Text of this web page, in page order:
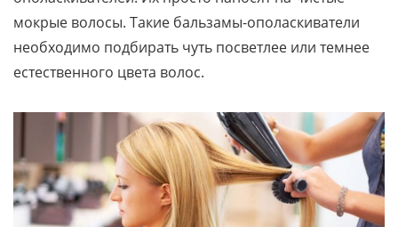
мокрые волосы. Такие бальзамы-ополаскиватели
необходимо подбирать чуть посветлее или темнее
естественного цвета волос.